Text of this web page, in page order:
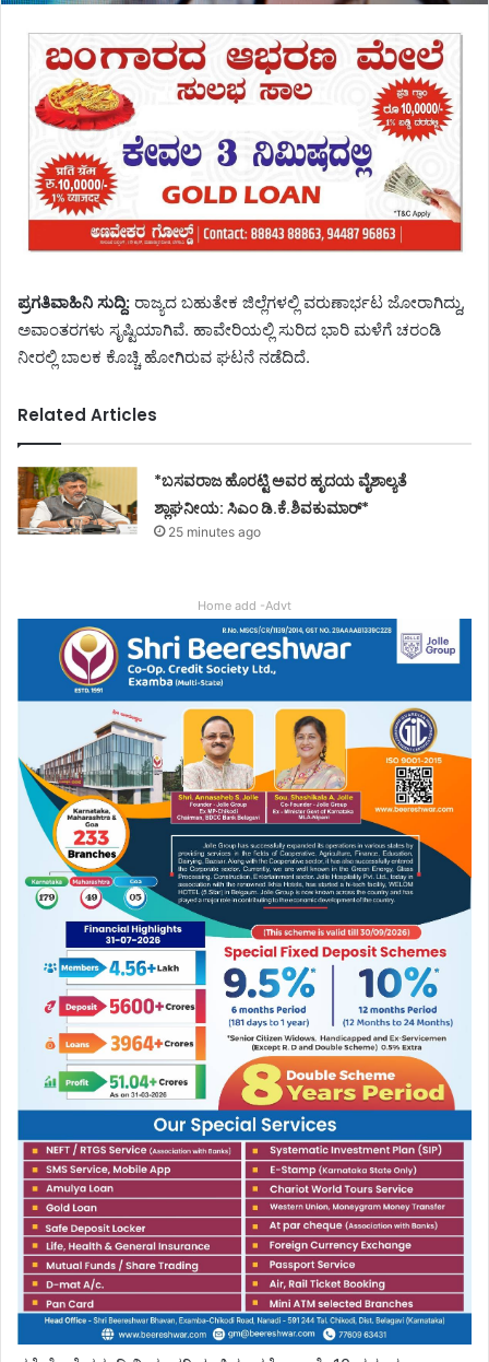
ಪ್ರಗತಿವಾಹಿನಿ ಸುದ್ದಿ: ರಾಜ್ಯದ ಬಹುತೇಕ ಜಿಲ್ಲೆಗಳಲ್ಲಿ ವರುಣಾರ್ಭಟ ಜೋರಾಗಿದ್ದು,
ಅವಾಂತರಗಳು ಸೃಷ್ಟಿಯಾಗಿವೆ. ಹಾವೇರಿಯಲ್ಲಿ ಸುರಿದ ಭಾರಿ ಮಳೆಗೆ ಚರಂಡಿ
ನೀರಲ್ಲಿ ಬಾಲಕ ಕೊಚ್ಚಿ ಹೋಗಿರುವ ಘಟನೆ ನಡೆದಿದೆ.
Related Articles
*ಬಸವರಾಜ ಹೊರಟ್ಟಿ ಅವರ ಹೃದಯ ವೈಶಾಲ್ಯತೆ
ಶ್ಲಾಘನೀಯ: ಸಿಎಂ ಡಿ.ಕೆ.ಶಿವಕುಮಾರ್*
25 minutes ago
Home add -Advt